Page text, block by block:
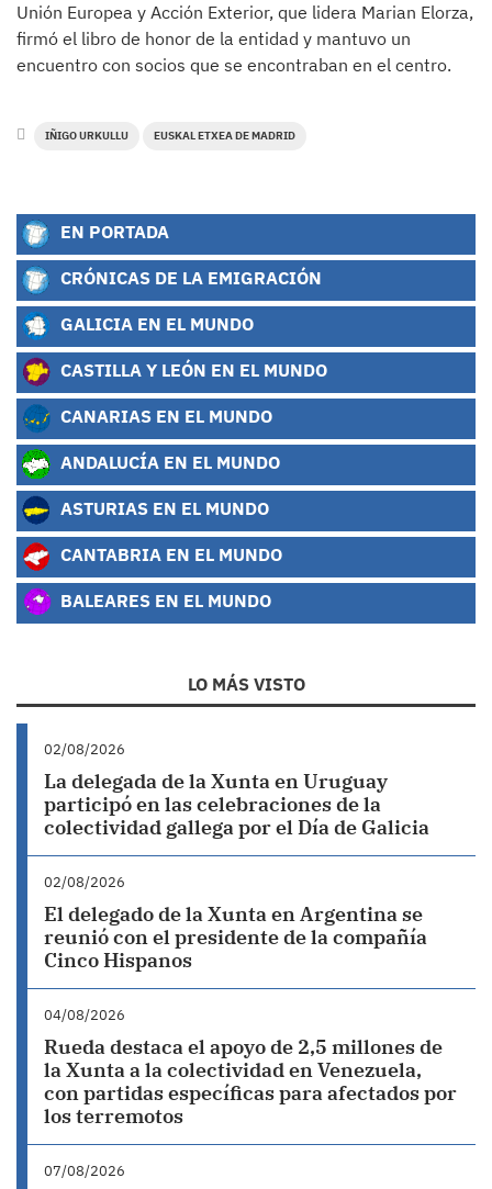
Unión Europea y Acción Exterior, que lidera Marian Elorza,
firmó el libro de honor de la entidad y mantuvo un
encuentro con socios que se encontraban en el centro.
IÑIGO URKULLU EUSKAL ETXEA DE MADRID
EN PORTADA
CRÓNICAS DE LA EMIGRACIÓN
GALICIA EN EL MUNDO
CASTILLA Y LEÓN EN EL MUNDO
CANARIAS EN EL MUNDO
ANDALUCÍA EN EL MUNDO
ASTURIAS EN EL MUNDO
CANTABRIA EN EL MUNDO
BALEARES EN EL MUNDO
LO MÁS VISTO
02/08/2026
La delegada de la Xunta en Uruguay
participó en las celebraciones de la
colectividad gallega por el Día de Galicia
02/08/2026
El delegado de la Xunta en Argentina se
reunió con el presidente de la compañía
Cinco Hispanos
04/08/2026
Rueda destaca el apoyo de 2,5 millones de
la Xunta a la colectividad en Venezuela,
con partidas específicas para afectados por
los terremotos
07/08/2026